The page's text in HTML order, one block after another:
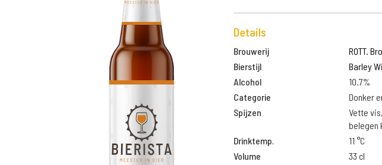
Details
Brouwerij
ROTT.
Bierstijl
Barley
Alcohol
10.7%
Categorie
Donker
Spijzen
Vette
belegen
Drinktemp.
11 °C
Volume
33 cl